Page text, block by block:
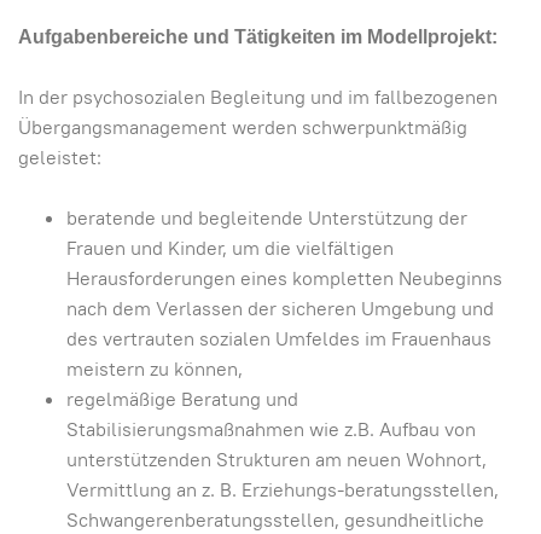
Aufgabenbereiche und Tätigkeiten im Modellprojekt:
In der psychosozialen Begleitung und im fallbezogenen
Übergangsmanagement werden schwerpunktmäßig
geleistet:
beratende und begleitende Unterstützung der
Frauen und Kinder, um die vielfältigen
Herausforderungen eines kompletten Neubeginns
nach dem Verlassen der sicheren Umgebung und
des vertrauten sozialen Umfeldes im Frauenhaus
meistern zu können,
regelmäßige Beratung und
Stabilisierungsmaßnahmen wie z.B. Aufbau von
unterstützenden Strukturen am neuen Wohnort,
Vermittlung an z. B. Erziehungs-beratungsstellen,
Schwangerenberatungsstellen, gesundheitliche